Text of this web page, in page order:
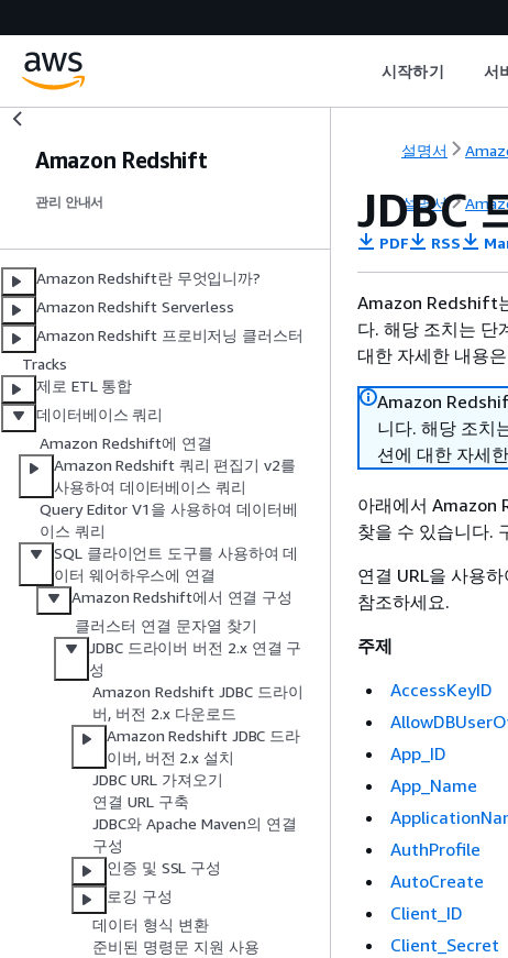
시작하기 서
Amazon Redshift
관리 안내서
Amazon Redshift란 무엇입니까?
Amazon Redshift Serverless
Amazon Redshift 프로비저닝 클러스터
Tracks
제로 ETL 통합
데이터베이스 쿼리
Amazon Redshift에 연결
Amazon Redshift 쿼리 편집기 v2를
사용하여 데이터베이스 쿼리
Query Editor V1을 사용하여 데이터베
이스 쿼리
SQL 클라이언트 도구를 사용하여 데
이터 웨어하우스에 연결
Amazon Redshift에서 연결 구성
클러스터 연결 문자열 찾기
JDBC 드라이버 버전 2.x 연결 구
성
Amazon Redshift JDBC 드라이
버, 버전 2.x 다운로드
Amazon Redshift JDBC 드라
이버, 버전 2.x 설치
JDBC URL 가져오기
연결 URL 구축
JDBC와 Apache Maven의 연결
구성
인증 및 SSL 구성
로깅 구성
데이터 형식 변환
준비된 명령문 지원 사용
설명서
설명서
JDBC
PDF RSS
Amazon Redshift
다. 해당 조치는 단
대한 자세한 내용
Amazon
니다. 해당 조치
션에 대한 자세
아래에서 Amazon
찾을 수 있습니다.
연결 URL을 사용
참조하세요.
주제
AccessKeyID
App_ID
App_Name
AuthProfile
AutoCreate
Client_ID
Client_Secret